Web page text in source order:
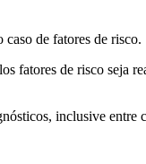
de fatores de risco.
fatores de risco seja
inclusive entre